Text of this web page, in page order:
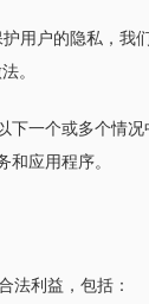
用户的隐私，我
。
一个或多个情
和应用程序。
法利益，包括：